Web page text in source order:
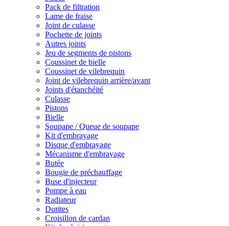
Pack de filtration
Lame de fraise
Joint de culasse
Pochette de joints
Autres joints
Jeu de segments de pistons
Coussinet de bielle
Coussinet de vilebrequin
Joint de vilebrequin arrière/avant
Joints d'étanchéité
Culasse
Pistons
Bielle
Soupape / Queue de soupape
Kit d'embrayage
Disque d'embrayage
Mécanisme d'embrayage
Butée
Bougie de préchauffage
Buse d'injecteur
Pompe à eau
Radiateur
Durites
Croisillon de cardan